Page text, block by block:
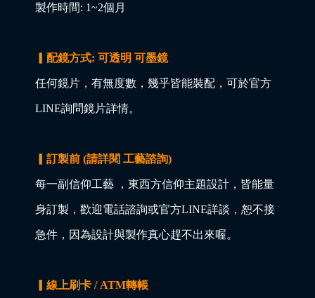
製作時間: 1~2個月
▎配鏡方式: 可透明 可墨鏡
任何鏡片，有無度數，幾乎皆能裝配，可於官方
LINE詢問鏡片詳情。
▎訂製前 (請詳閱 工藝諮詢)
每一副信仰工藝 ，東西方信仰主題設計，皆能量
身訂製，歡迎電話諮詢或官方LINE詳談，恕不接
急件，因為設計與製作真心趕不出來喔。
▎線上刷卡 / ATM轉帳